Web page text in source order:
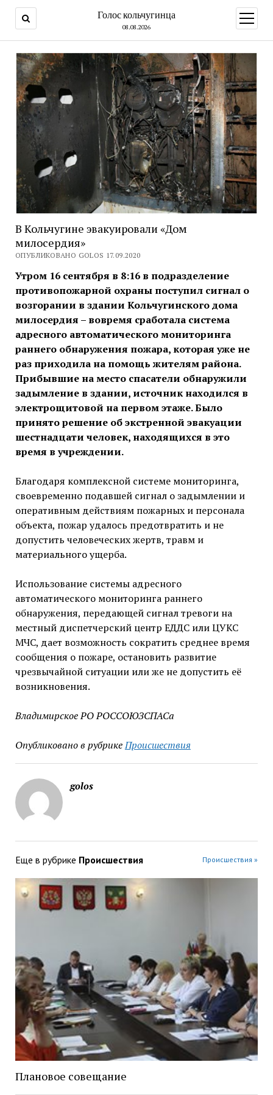
Голос кольчугинца
08.08.2026
меню
В Кольчугине эвакуировали «Дом
милосердия»
ОПУБЛИКОВАНО GOLOS 17.09.2020
Утром 16 сентября в 8:16 в подразделение
противопожарной охраны поступил сигнал о
возгорании в здании Кольчугинского дома
милосердия – вовремя сработала система
адресного автоматического мониторинга
раннего обнаружения пожара, которая уже не
раз приходила на помощь жителям района.
Прибывшие на место спасатели обнаружили
задымление в здании, источник находился в
электрощитовой на первом этаже. Было
принято решение об экстренной эвакуации
шестнадцати человек, находящихся в это
время в учреждении.
Благодаря комплексной системе мониторинга,
своевременно подавшей сигнал о задымлении и
оперативным действиям пожарных и персонала
объекта, пожар удалось предотвратить и не
допустить человеческих жертв, травм и
материального ущерба.
Использование системы адресного
автоматического мониторинга раннего
обнаружения, передающей сигнал тревоги на
местный диспетчерский центр ЕДДС или ЦУКС
МЧС, дает возможность сократить среднее время
сообщения о пожаре, остановить развитие
чрезвычайной ситуации или же не допустить её
возникновения.
Владимирское РО РОССОЮЗСПАСа
Опубликовано в рубрикеПроисшествия
golos
Еще в рубрике Происшествия Происшествия »
Плановое совещание